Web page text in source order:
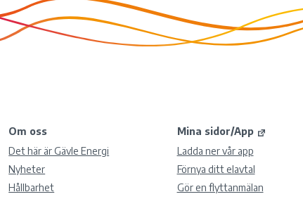
Om oss
Det här är Gävle Energi
Nyheter
Hållbarhet
Mina sidor/App
Ladda ner vår app
Förnya ditt elavtal
Gör en flyttanmälan